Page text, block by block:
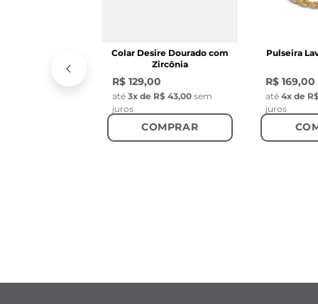
Colar Desire Dourado com
Zircônia
R$ 129,00
até 3x de R$ 43,00 sem
juros
COMPRAR
Pulseira
R$ 169,00
até 4x de
juros